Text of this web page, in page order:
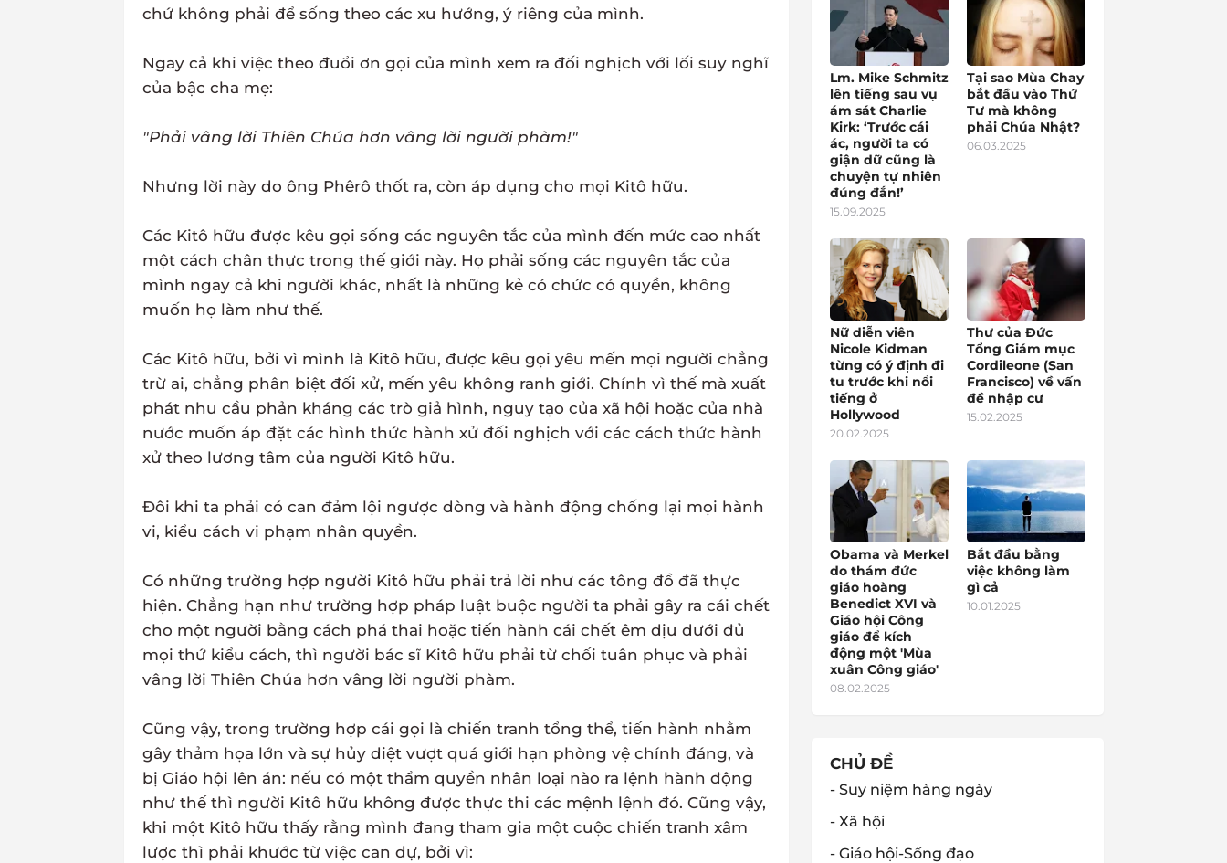
chứ không phải để sống theo các xu hướng, ý riêng của mình.
Ngay cả khi việc theo đuổi ơn gọi của mình xem ra đối nghịch với lối suy nghĩ
của bậc cha mẹ:
"Phải vâng lời Thiên Chúa hơn vâng lời người phàm!"
Nhưng lời này do ông Phêrô thốt ra, còn áp dụng cho mọi Kitô hữu.
Các Kitô hữu được kêu gọi sống các nguyên tắc của mình đến mức cao nhất
một cách chân thực trong thế giới này. Họ phải sống các nguyên tắc của
mình ngay cả khi người khác, nhất là những kẻ có chức có quyền, không
muốn họ làm như thế.
Các Kitô hữu, bởi vì mình là Kitô hữu, được kêu gọi yêu mến mọi người chẳng
trừ ai, chẳng phân biệt đối xử, mến yêu không ranh giới. Chính vì thế mà xuất
phát nhu cầu phản kháng các trò giả hình, ngụy tạo của xã hội hoặc của nhà
nước muốn áp đặt các hình thức hành xử đối nghịch với các cách thức hành
xử theo lương tâm của người Kitô hữu.
Đôi khi ta phải có can đảm lội ngược dòng và hành động chống lại mọi hành
vi, kiểu cách vi phạm nhân quyền.
Có những trường hợp người Kitô hữu phải trả lời như các tông đồ đã thực
hiện. Chẳng hạn như trường hợp pháp luật buộc người ta phải gây ra cái chết
cho một người bằng cách phá thai hoặc tiến hành cái chết êm dịu dưới đủ
mọi thứ kiểu cách, thì người bác sĩ Kitô hữu phải từ chối tuân phục và phải
vâng lời Thiên Chúa hơn vâng lời người phàm.
Cũng vậy, trong trường hợp cái gọi là chiến tranh tổng thể, tiến hành nhằm
gây thảm họa lớn và sự hủy diệt vượt quá giới hạn phòng vệ chính đáng, và
bị Giáo hội lên án: nếu có một thẩm quyền nhân loại nào ra lệnh hành động
như thế thì người Kitô hữu không được thực thi các mệnh lệnh đó. Cũng vậy,
khi một Kitô hữu thấy rằng mình đang tham gia một cuộc chiến tranh xâm
lược thì phải khước từ việc can dự, bởi vì:
Lm. Mike Schmitz
lên tiếng sau vụ
ám sát Charlie
Kirk: ‘Trước cái
ác, người ta có
giận dữ cũng là
chuyện tự nhiên
đúng đắn!’
15.09.2025
Tại sao Mùa Chay
bắt đầu vào Thứ
Tư mà không
phải Chúa Nhật?
06.03.2025
Nữ diễn viên
Nicole Kidman
từng có ý định đi
tu trước khi nổi
tiếng ở
Hollywood
20.02.2025
Thư của Đức
Tổng Giám mục
Cordileone (San
Francisco) về vấn
đề nhập cư
15.02.2025
Obama và Merkel
do thám đức
giáo hoàng
Benedict XVI và
Giáo hội Công
giáo để kích
động một 'Mùa
xuân Công giáo'
08.02.2025
Bắt đầu bằng
việc không làm
gì cả
10.01.2025
CHỦ ĐỀ
- Suy niệm hàng ngày
- Xã hội
- Giáo hội-Sống đạo